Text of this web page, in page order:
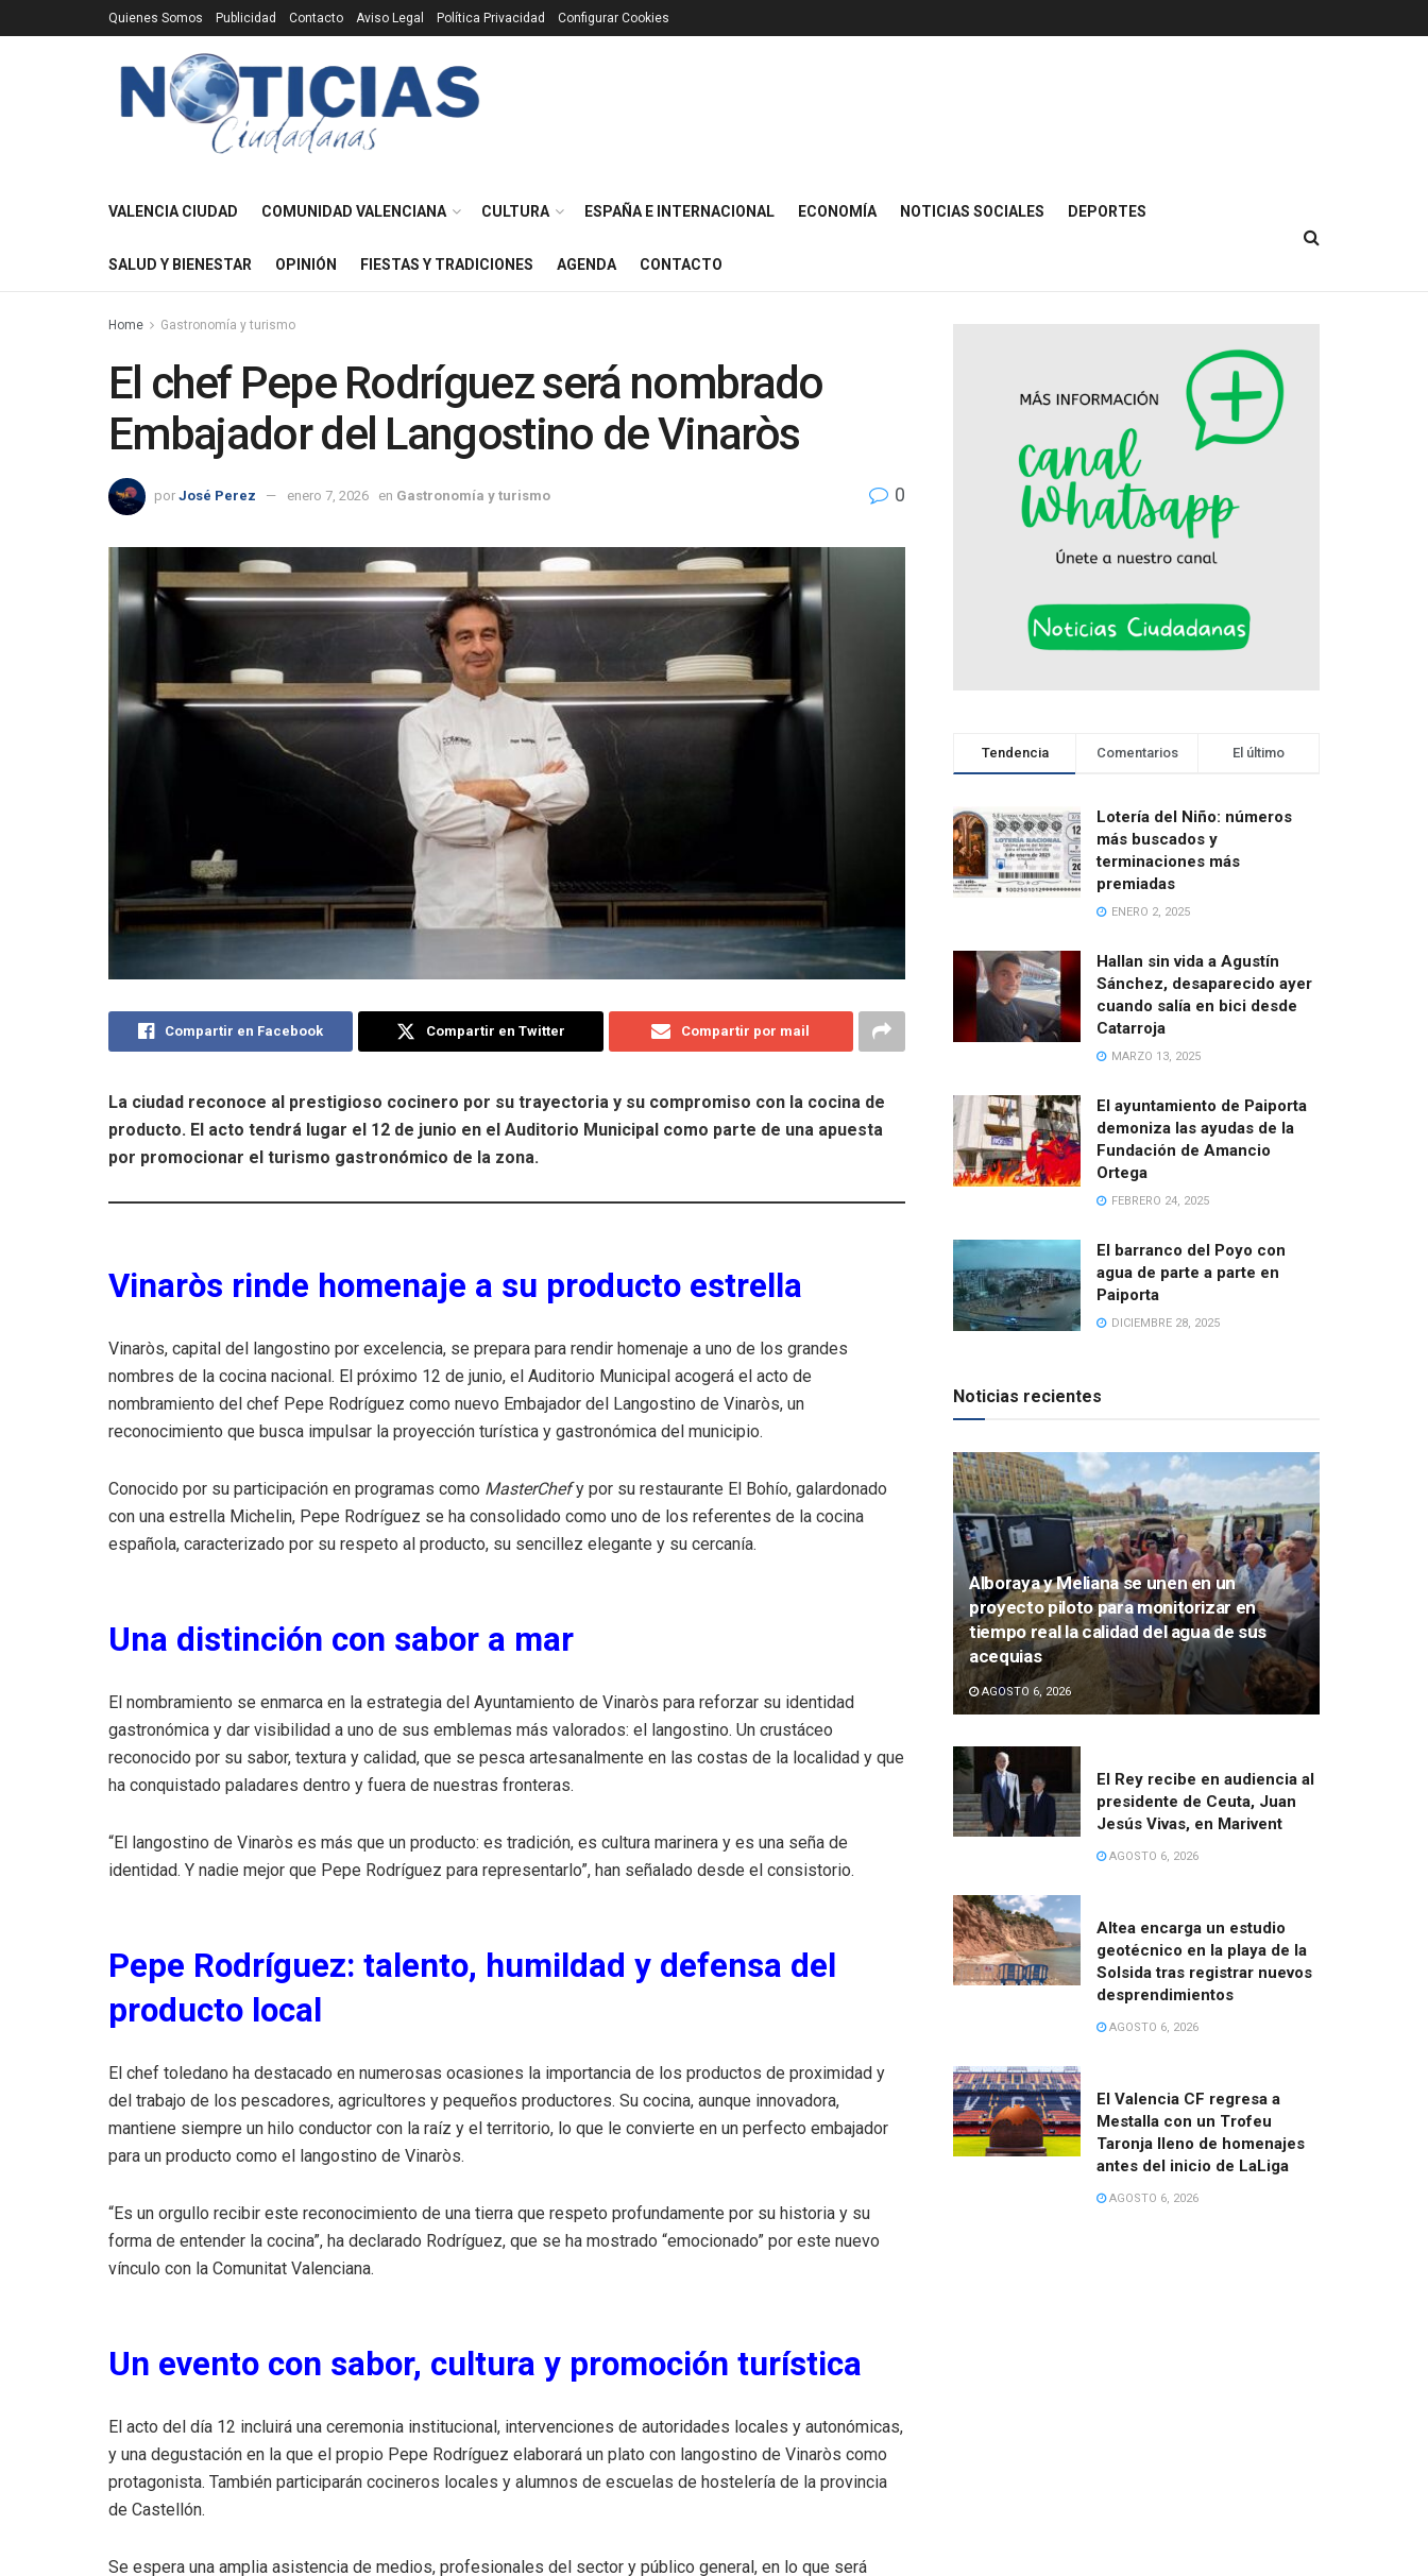
Quienes Somos Publicidad Contacto Aviso Legal Política Privacidad Configurar Cookies
VALENCIA CIUDAD COMUNIDAD VALENCIANA CULTURA ESPAÑA E INTERNACIONAL ECONOMÍA NOTICIAS SOCIALES DEPORTES
SALUD Y BIENESTAR OPINIÓN FIESTAS Y TRADICIONES AGENDA CONTACTO
Home Gastronomía y turismo
El chef Pepe Rodríguez será nombrado
Embajador del Langostino de Vinaròs
por José Perez enero 7, 2026 en Gastronomía y turismo 0
Compartir en Facebook Compartir en Twitter Compartir por mail
La ciudad reconoce al prestigioso cocinero por su trayectoria y su compromiso con la cocina de
producto. El acto tendrá lugar el 12 de junio en el Auditorio Municipal como parte de una apuesta
por promocionar el turismo gastronómico de la zona.
Vinaròs rinde homenaje a su producto estrella
Vinaròs, capital del langostino por excelencia, se prepara para rendir homenaje a uno de los grandes
nombres de la cocina nacional. El próximo 12 de junio, el Auditorio Municipal acogerá el acto de
nombramiento del chef Pepe Rodríguez como nuevo Embajador del Langostino de Vinaròs, un
reconocimiento que busca impulsar la proyección turística y gastronómica del municipio.
Conocido por su participación en programas como MasterChefy por su restaurante El Bohío, galardonado
con una estrella Michelin, Pepe Rodríguez se ha consolidado como uno de los referentes de la cocina
española, caracterizado por su respeto al producto, su sencillez elegante y su cercanía.
Una distinción con sabor a mar
El nombramiento se enmarca en la estrategia del Ayuntamiento de Vinaròs para reforzar su identidad
gastronómica y dar visibilidad a uno de sus emblemas más valorados: el langostino. Un crustáceo
reconocido por su sabor, textura y calidad, que se pesca artesanalmente en las costas de la localidad y que
ha conquistado paladares dentro y fuera de nuestras fronteras.
“El langostino de Vinaròs es más que un producto: es tradición, es cultura marinera y es una seña de
identidad. Y nadie mejor que Pepe Rodríguez para representarlo”, han señalado desde el consistorio.
Pepe Rodríguez: talento, humildad y defensa del
producto local
El chef toledano ha destacado en numerosas ocasiones la importancia de los productos de proximidad y
del trabajo de los pescadores, agricultores y pequeños productores. Su cocina, aunque innovadora,
mantiene siempre un hilo conductor con la raíz y el territorio, lo que le convierte en un perfecto embajador
para un producto como el langostino de Vinaròs.
“Es un orgullo recibir este reconocimiento de una tierra que respeto profundamente por su historia y su
forma de entender la cocina”, ha declarado Rodríguez, que se ha mostrado “emocionado” por este nuevo
vínculo con la Comunitat Valenciana.
Un evento con sabor, cultura y promoción turística
El acto del día 12 incluirá una ceremonia institucional, intervenciones de autoridades locales y autonómicas,
y una degustación en la que el propio Pepe Rodríguez elaborará un plato con langostino de Vinaròs como
protagonista. También participarán cocineros locales y alumnos de escuelas de hostelería de la provincia
de Castellón.
Se espera una amplia asistencia de medios, profesionales del sector y público general, en lo que será
Tendencia Comentarios El último
Lotería del Niño: números
más buscados y
terminaciones más
premiadas
ENERO 2, 2025
Hallan sin vida a Agustín
Sánchez, desaparecido ayer
cuando salía en bici desde
Catarroja
MARZO 13, 2025
El ayuntamiento de Paiporta
demoniza las ayudas de la
Fundación de Amancio
Ortega
FEBRERO 24, 2025
El barranco del Poyo con
agua de parte a parte en
Paiporta
DICIEMBRE 28, 2025
Noticias recientes
Alboraya y Meliana se unen en un
proyecto piloto para monitorizar en
tiempo real la calidad del agua de sus
acequias
AGOSTO 6, 2026
El Rey recibe en audiencia al
presidente de Ceuta, Juan
Jesús Vivas, en Marivent
AGOSTO 6, 2026
Altea encarga un estudio
geotécnico en la playa de la
Solsida tras registrar nuevos
desprendimientos
AGOSTO 6, 2026
El Valencia CF regresa a
Mestalla con un Trofeu
Taronja lleno de homenajes
antes del inicio de LaLiga
AGOSTO 6, 2026